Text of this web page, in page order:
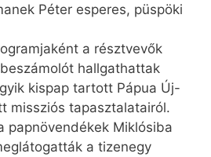
Péter esperes, püspöki
a résztvevők
hallgathattak
kispap tartott Pápua Új-
missziós tapasztalatairól.
papnövendékek Miklósiba
a tizenegy